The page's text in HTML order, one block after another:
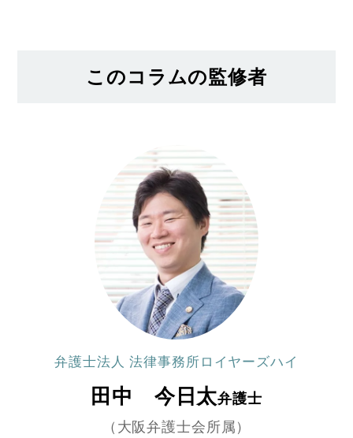
このコラムの監修者
弁護士法人 法律事務所ロイヤーズハイ
田中 今日太弁護士
（大阪弁護士会所属）